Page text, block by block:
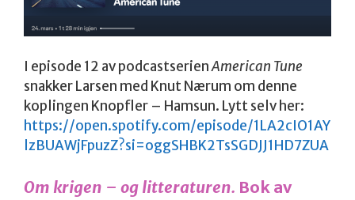
I episode 12 av podcastserienAmerican Tune
snakker Larsen med Knut Nærum om denne
koplingen Knopfler – Hamsun. Lytt selv her:
https://open.spotify.com/episode/1LA2cIO1AY
lzBUAWjFpuzZ?si=oggSHBK2TsSGDJJ1HD7ZUA
Om krigen – og litteraturen. Bok av